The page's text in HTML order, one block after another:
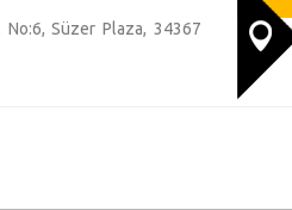
Süzer Plaza, 34367